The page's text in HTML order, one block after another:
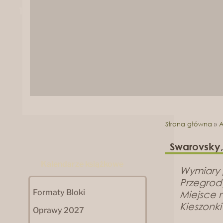
Formaty Bloki
Oprawy 2027
Strona główna »
Wymiary
Miejsce
Kieszonki